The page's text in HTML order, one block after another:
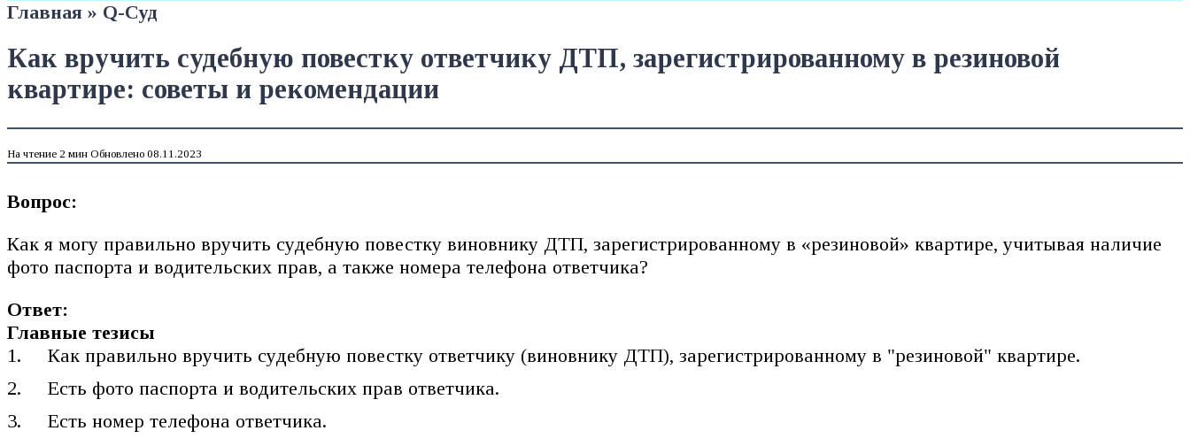
Главная » Q-Суд
Как вручить судебную повестку ответчику ДТП, зарегистрированному в резиновой
квартире: советы и рекомендации
На чтение 2 мин Обновлено 08.11.2023
Вопрос:
Как я могу правильно вручить судебную повестку виновнику ДТП, зарегистрированному в «резиновой» квартире, учитывая наличие
фото паспорта и водительских прав, а также номера телефона ответчика?
Ответ:
Главные тезисы
Как правильно вручить судебную повестку ответчику (виновнику ДТП), зарегистрированному в "резиновой" квартире.
Есть фото паспорта и водительских прав ответчика.
Есть номер телефона ответчика.